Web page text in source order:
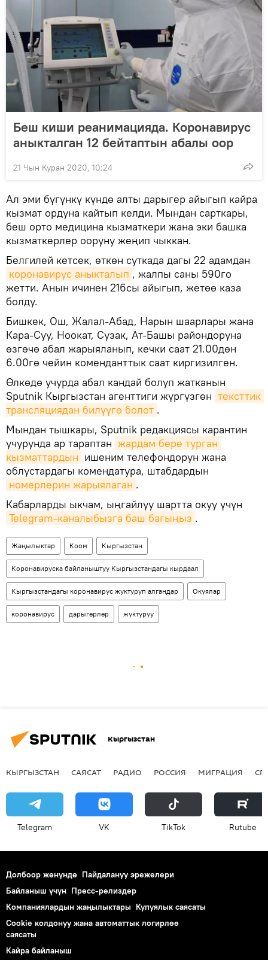
Беш киши реанимацияда. Коронавирус
аныкталган 12 бейтаптын абалы оор
21 Чын Куран 2020, 10:24
Ал эми бүгүнкү күндө алты дарыгер айыгып кайра
кызмат ордуна кайтып келди. Мындан сарткары,
беш орто медицина кызматкери жана эки башка
кызматкерлер ооруну жеңип чыккан.
Белгилей кетсек, өткөн суткада дагы 22 адамдан
коронавирус аныкталып , жалпы саны 590го
жетти. Анын ичинен 216сы айыгып, жетөө каза
болду.
Бишкек, Ош, Жалал-Абад, Нарын шаарлары жана
Кара-Суу, Ноокат, Сузак, Ат-Башы райондоруна
өзгөчө абал жарыяланып, кечки саат 21.00дөн
6.00гө чейин коменданттык саат киргизилген.
Өлкөдө учурда абал кандай болуп жатканын
Sputnik Кыргызстан агенттиги жүргүзгөн тексттик
трансляциядан билүүгө болот .
Мындан тышкары, Sputnik редакциясы карантин
учурунда ар тараптан жардам бере турган
кызматтардын ишеним телефондорун жана
облустардагы комендатура, штабдардын
номерлерин жарыялаган .
Кабарларды ыкчам, ыңгайлуу шартта окуу үчүн
Telegram-каналыбызга баш багыңыз .
Жаңылыктар Коом Кыргызстан
Коронавируска байланыштуу Кыргызстандагы кырдаал
Кыргызстандагы коронавирус жуктуруп алгандар Окуялар
коронавирус дарыгерлер жуктуруу
Кыргызстан
КЫРГЫЗСТАН САЯСАТ РАДИО РОССИЯ МИГРАЦИЯ
Telegram VK ТikТоk Rutube
Долбоор жөнүндө Пайдалануу эрежелери
Байланыш үчүн Пресс-релиздер
Компаниялардын жаңылыктары Купуялык саясаты
Cookie колдонуу жана автоматтык логирлөө
саясаты
Кайра байланыш